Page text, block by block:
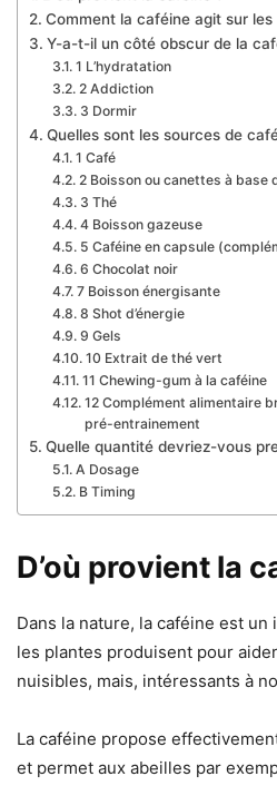
Comment la caféine agit sur
Y-a-t-il un côté obscur de la
1 L’hydratation
2 Addiction
3 Dormir
Quelles sont les sources de
1 Café
2 Boisson ou canettes à base
3 Thé
4 Boisson gazeuse
5 Caféine en capsule
6 Chocolat noir
7 Boisson énergisante
8 Shot d’énergie
9 Gels
10 Extrait de thé vert
11 Chewing-gum à la caféine
12 Complément alimentaire
pré-entrainement
Quelle quantité devriez-vous
A Dosage
B Timing
D’où provient la
Dans la nature, la caféine est
les plantes produisent pour
nuisibles, mais, intéressants à
La caféine propose
et permet aux abeilles par